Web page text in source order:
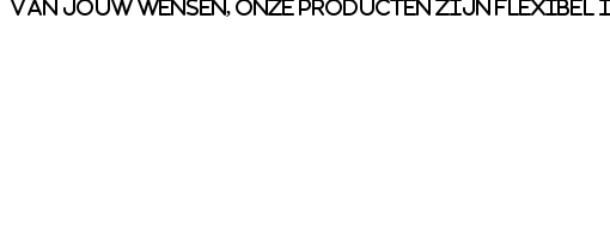
van jouw wensen, onze producten zijn flexibel